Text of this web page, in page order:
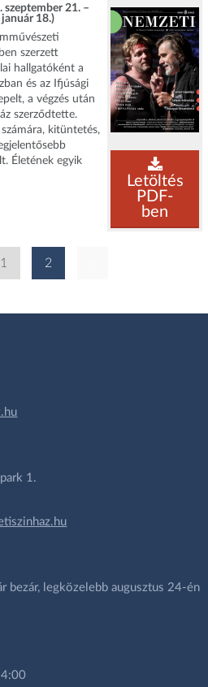
Letöltés
PDF-
ben
szeptember 21. –
18.)
szerzett
hallgatóként a
és az Ifjúsági
a végzés után
szerződtette.
kitüntetés,
Életének egyik
1 2
1.
bezár, legközelebb augusztus 24-én